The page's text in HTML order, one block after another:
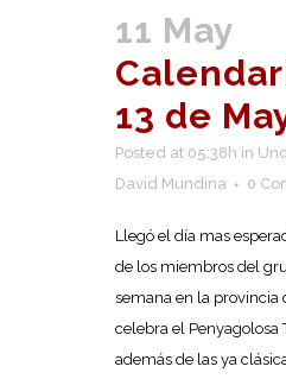
11 May
13 de
Posted at 05:38h in
David Mundina
0
Llegó el día mas
de los miembros del
semana en la provincia
celebra el Penyagolosa
además de las ya